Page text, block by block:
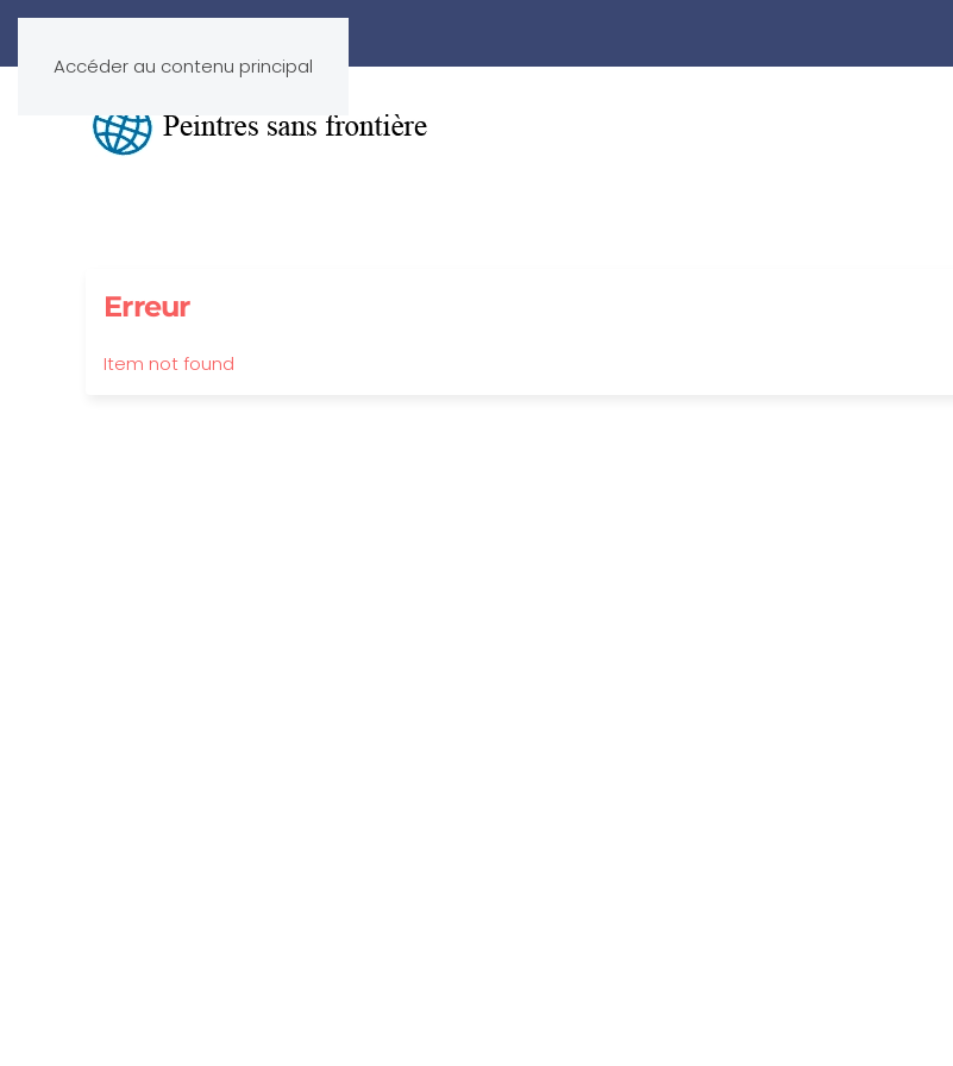
Accéder au contenu principal
Erreur
Item not found